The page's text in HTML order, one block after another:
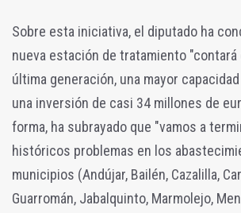
Sobre esta iniciativa, el diputado ha
nueva estación de tratamiento
última generación, una mayor
una inversión de casi 34 millones de
forma, ha subrayado que "vamos a
históricos problemas en los
municipios (Andújar, Bailén, Cazalilla,
Guarromán, Jabalquinto, Marmolejo,